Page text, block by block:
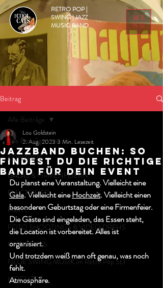
ME
NU
RETRO POP |
SWING | JAZZ
MUSIC BAND
Beitrag
Alle Beiträge
KONZERTE
GALAS & FIRMENFEIERN
ELECTRIFIED
PARTY
FOTO SHOOTINGS & VIDEO DREHS
CHRISTMAS
NEUE SWING MUSIK im Retro Pop Stil
HOCHZEIT
Alle Beiträge
Jazzband buchen: So
findest du die richtige
Band für dein Event
Lou Goldstein
2. Aug. 2023 3 Min. Lesezeit
Du planst eine Veranstaltung. Vielleicht eine
Gala. Vielleicht eine Hochzeit. Vielleicht einen
besonderen Geburtstag oder eine Firmenfeier.
Die Gäste sind eingeladen, das Essen steht,
die Location ist vorbereitet. Alles ist
organisiert.
Und trotzdem weiß man oft genau, was noch
fehlt.
Atmosphäre.